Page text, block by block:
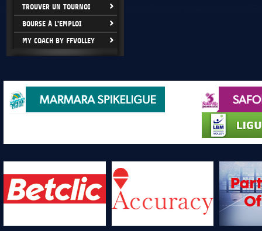
TROUVER UN TOURNOI
BOURSE À L'EMPLOI
MY COACH BY FFVOLLEY